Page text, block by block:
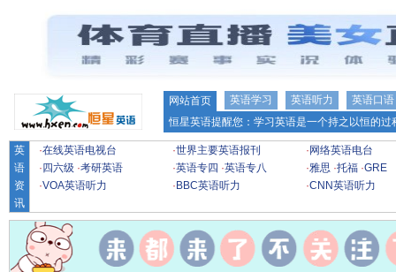
网站首页 英语学习 英语听力
英语口语
恒星英语提醒您：学习英语是一个持之以恒的
英
语
资
讯
·在线英语电视台 ·世界主要英语报刊 · 网络英语电台
· 四六级 ·考研英语 ·英语专四 ·英语专八 ·雅思 ·托福 ·GRE
·VOA英语听力 · BBC英语听力 ·CNN英语听力